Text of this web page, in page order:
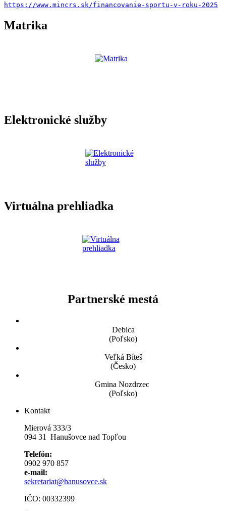
https://www.mincrs.sk/financovanie-sportu-v-roku-2025
Matrika
Elektronické služby
Virtuálna prehliadka
Partnerské mestá
Debica
(Poľsko)
Veľká Bíteš
(Česko)
Gmina Nozdrzec
(Poľsko)
Kontakt
Mierová 333/3
094 31 Hanušovce nad Topľou
Telefón:
0902 970 857
e-mail:
sekretariat@hanusovce.sk
IČO: 00332399